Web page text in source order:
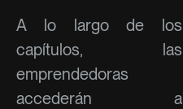
A lo largo de los
capítulos, las
emprendedoras
accederán a